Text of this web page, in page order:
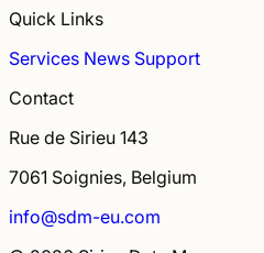
Quick Links
Services News Support
Contact
Rue de Sirieu 143
7061 Soignies, Belgium
info@sdm-eu.com